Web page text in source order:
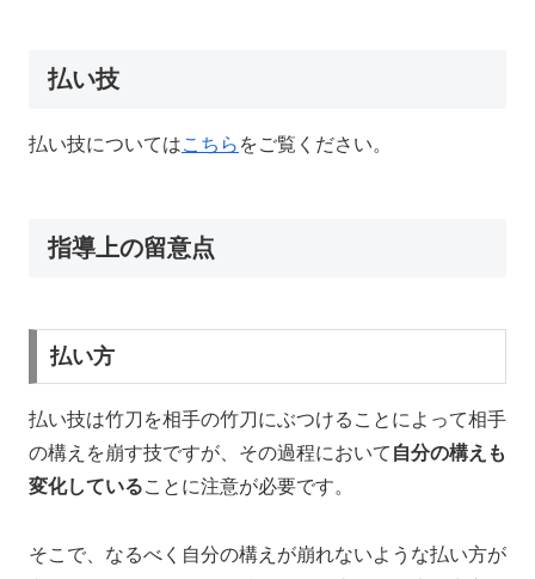
払い技
払い技についてはこちら をご覧ください。
指導上の留意点
払い方
払い技は竹刀を相手の竹刀にぶつけることによって相手
の構えを崩す技ですが、その過程において 自分の構えも
変化していることに注意が必要です。
そこで、なるべく自分の構えが崩れないような払い方が